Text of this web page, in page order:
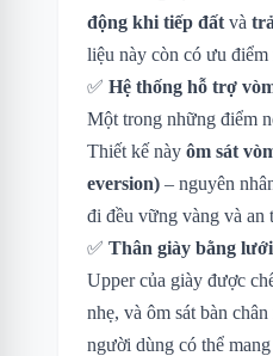
động khi tiếp đất và
liệu này còn có ưu
✅ Hệ thống hỗ trợ
Một trong những điểm
Thiết kế này ôm sát
eversion) – nguyên
đi đều vững vàng và an
✅ Thân giày bằng
Upper của giày được
nhẹ, và ôm sát bàn
người dùng có thể